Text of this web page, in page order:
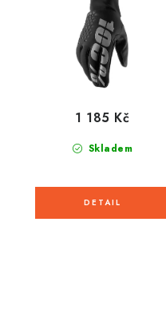
Skladem
1 185 Kč